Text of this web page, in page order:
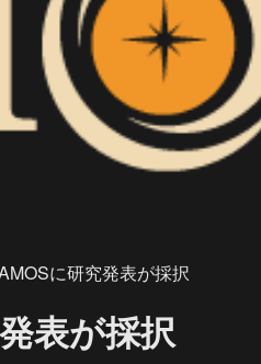
に研究発表が採択
表が採択